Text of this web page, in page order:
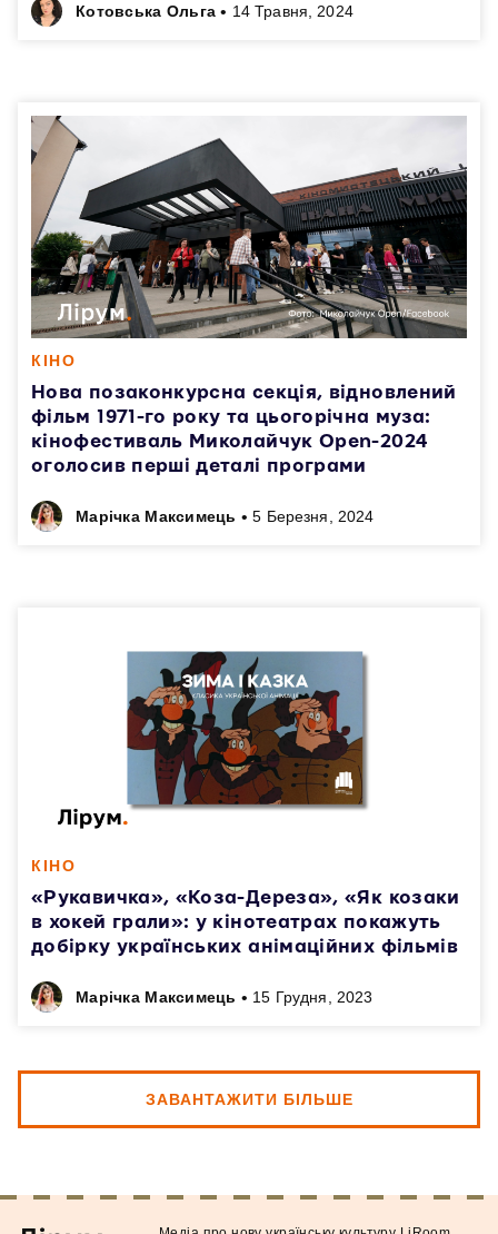
Котовська Ольга • 14 Травня, 2024
КІНО
Нова позаконкурсна секція, відновлений
фільм 1971-го року та цьогорічна муза:
кінофестиваль Миколайчук Open-2024
оголоcив перші деталі програми
Марічка Максимець • 5 Березня, 2024
КІНО
«Рукавичка», «Коза-Дереза», «Як козаки
в хокей грали»: у кінотеатрах покажуть
добірку українських анімаційних фільмів
Марічка Максимець • 15 Грудня, 2023
ЗАВАНТАЖИТИ БІЛЬШЕ